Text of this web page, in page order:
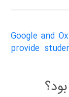
Google and
provide